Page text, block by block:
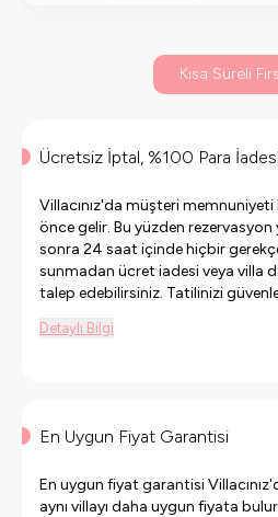
Kısa Süreli
Ücretsiz İptal, %100 Para
Villacınız'da müşteri memnuniyeti
önce gelir. Bu yüzden rezervasyon
sonra 24 saat içinde hiçbir
sunmadan ücret iadesi veya villa
talep edebilirsiniz. Tatilinizi
Detaylı Bilgi
En Uygun Fiyat Garantisi
En uygun fiyat garantisi
aynı villayı daha uygun fiyata